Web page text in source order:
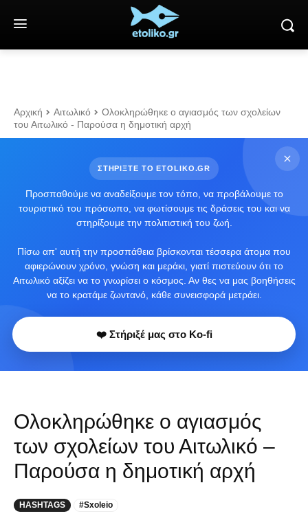
Αρχική Αιτωλικό
Ολοκληρώθηκε ο αγιασμός των σχολείων
του Αιτωλικό - Παρούσα η δημοτική αρχή
ΣΤΗΡΙΞΤΕ ΤΟ ETOLIKO.GR
Προσπαθούμε να αναδείξουμε τον τόπο, να προβάλουμε το
τουριστικό του πρόσωπο, να φωτίσουμε τις δράσεις του και να
στηρίξουμε την πολιτιστική του ζωή.
Πίσω απ' αυτή την προσπάθεια βρίσκονται τέσσερα άτομα που
αφιερώνουν χρόνο, γνώση και μεράκι, γιατί πιστεύουν ότι το
Αιτωλικό αξίζει να το γνωρίσει ο κόσμος. Αν θες να μας βοηθήσεις
να το κρατάμε ζωντανό, κάθε συνεισφορά μετράει.
❤️ Στήριξέ μας στο Ko-fi
Ολοκληρώθηκε ο αγιασμός
των σχολείων του Αιτωλικό –
Παρούσα η δημοτική αρχή
HASHTAGS #Sxoleio